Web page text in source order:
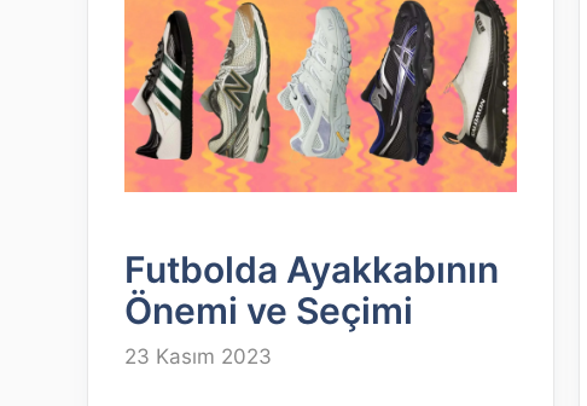
Futbolda Ayakkabının
Önemi ve Seçimi
23 Kasım 2023